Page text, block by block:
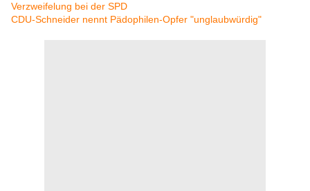
Verzweifelung bei der SPD
CDU-Schneider nennt Pädophilen-Opfer "unglaubwürdig"